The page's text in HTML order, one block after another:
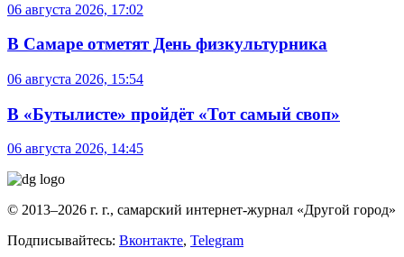
06 августа 2026, 17:02
В Самаре отметят День физкультурника
06 августа 2026, 15:54
В «Бутылисте» пройдёт «Тот самый своп»
06 августа 2026, 14:45
© 2013–2026 г. г., самарский интернет-журнал «Другой город»
Подписывайтесь: Вконтакте, Telegram